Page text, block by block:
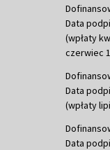
Data
(wpłaty
czerwiec
Data
(wpłaty
Data